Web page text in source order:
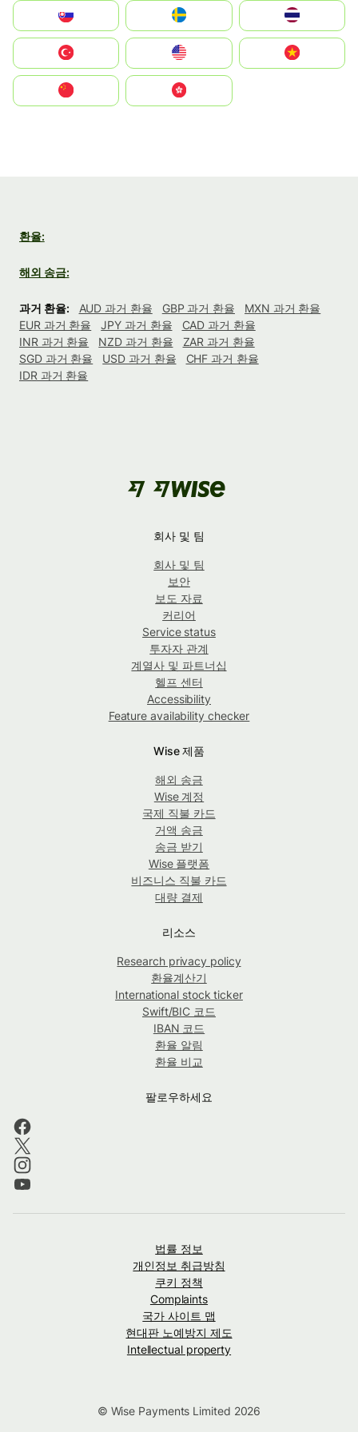
United States
中國香港特別行政區
환율:
해외 송금:
과거 환율: AUD 과거 환율 GBP 과거 환율
MXN 과거 환율
EUR 과거 환율
JPY 과거 환율
CAD 과거 환율
INR 과거 환율
NZD 과거 환율
ZAR 과거 환율
SGD 과거 환율
USD 과거 환율
CHF 과거 환율
IDR 과거 환율
회사 및 팀
회사 및 팀
보안
보도 자료
커리어
Service status
투자자 관계
계열사 및 파트너십
헬프 센터
Accessibility
Feature availability checker
Wise 제품
해외 송금
Wise 계정
국제 직불 카드
거액 송금
송금 받기
Wise 플랫폼
비즈니스 직불 카드
대량 결제
리소스
Research privacy policy
환율계산기
International stock ticker
Swift/BIC 코드
IBAN 코드
환율 알림
환율 비교
팔로우하세요
법률 정보
개인정보 취급방침
쿠키 정책
Complaints
국가 사이트 맵
현대판 노예방지 제도
Intellectual property
© Wise Payments Limited 2026